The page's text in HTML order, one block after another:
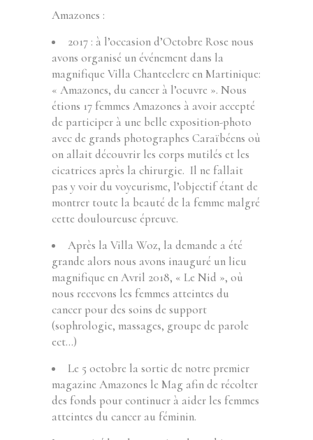
Amazones :
2017 : à l’occasion d’Octobre Rose nous
avons organisé un événement dans la
magnifique Villa Chanteclerc en Martinique:
« Amazones, du cancer à l’oeuvre ». Nous
étions 17 femmes Amazones à avoir accepté
de participer à une belle exposition-photo
avec de grands photographes Caraïbéens où
on allait découvrir les corps mutilés et les
cicatrices après la chirurgie. Il ne fallait
pas y voir du voyeurisme, l’objectif étant de
montrer toute la beauté de la femme malgré
cette douloureuse épreuve.
Après la Villa Woz, la demande a été
grande alors nous avons inauguré un lieu
magnifique en Avril 2018, « Le Nid », où
nous recevons les femmes atteintes du
cancer pour des soins de support
(sophrologie, massages, groupe de parole
ect…)
Le 5 octobre la sortie de notre premier
magazine Amazones le Mag afin de récolter
des fonds pour continuer à aider les femmes
atteintes du cancer au féminin.